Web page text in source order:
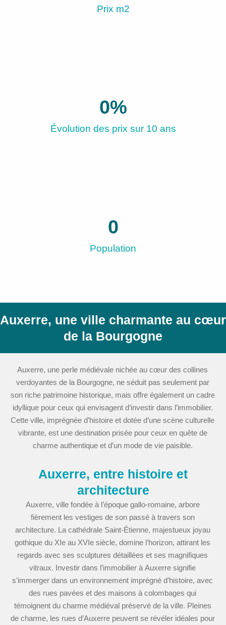
Prix m2
Évolution des prix sur 10 ans
0%
Population
0
Auxerre, une ville charmante au cœur
de la Bourgogne
Auxerre, une perle médiévale nichée au cœur des collines
verdoyantes de la Bourgogne, ne séduit pas seulement par
son riche patrimoine historique, mais offre également un cadre
idyllique pour ceux qui envisagent d’investir dans l’immobilier.
Cette ville, imprégnée d’histoire et dotée d’une scène culturelle
vibrante, est une destination prisée pour ceux en quête de
charme authentique et d’un mode de vie paisible.
Auxerre, entre histoire et
architecture
Auxerre, ville fondée à l’époque gallo-romaine, arbore
fièrement les vestiges de son passé à travers son
architecture. La cathédrale Saint-Étienne, majestueux joyau
gothique du XIe au XVIe siècle, domine l’horizon, attirant les
regards avec ses sculptures détaillées et ses magnifiques
vitraux. Investir dans l’immobilier à Auxerre signifie
s’immerger dans un environnement imprégné d’histoire, avec
des rues pavées et des maisons à colombages qui
témoignent du charme médiéval préservé de la ville. Pleines
de charme, les rues d’Auxerre peuvent se révéler idéales pour